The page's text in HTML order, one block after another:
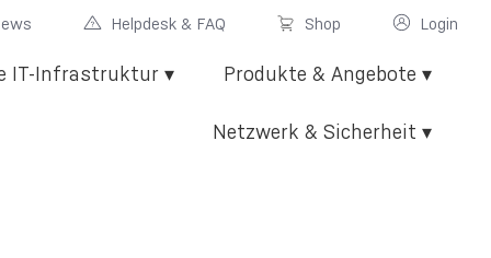
Helpdesk & FAQ Shop Login
IT-Infrastruktur ▾ Produkte & Angebote ▾
Netzwerk & Sicherheit ▾